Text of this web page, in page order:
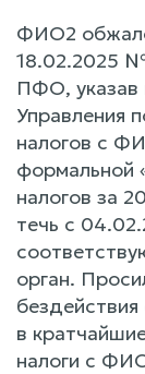
ФИО2
18.02.2025
ПФО, указав
Управления
налогов с
формальной
налогов за
течь с
орган.
в
налоги с